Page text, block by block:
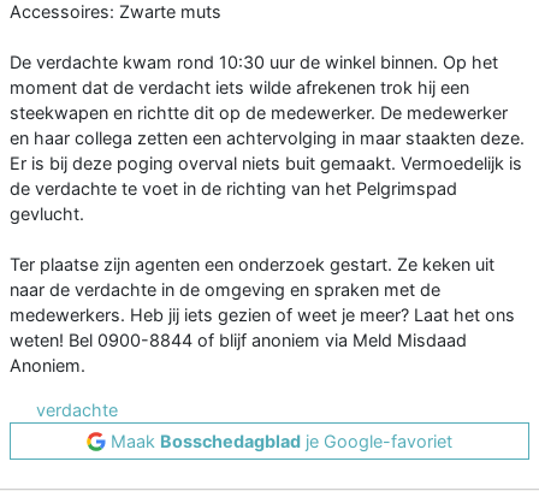
Accessoires: Zwarte muts
De verdachte kwam rond 10:30 uur de winkel binnen. Op het
moment dat de verdacht iets wilde afrekenen trok hij een
steekwapen en richtte dit op de medewerker. De medewerker
en haar collega zetten een achtervolging in maar staakten deze.
Er is bij deze poging overval niets buit gemaakt. Vermoedelijk is
de verdachte te voet in de richting van het Pelgrimspad
gevlucht.
Ter plaatse zijn agenten een onderzoek gestart. Ze keken uit
naar de verdachte in de omgeving en spraken met de
medewerkers. Heb jij iets gezien of weet je meer? Laat het ons
weten! Bel 0900-8844 of blijf anoniem via Meld Misdaad
Anoniem.
verdachte
Maak Bosschedagblad je Google-favoriet